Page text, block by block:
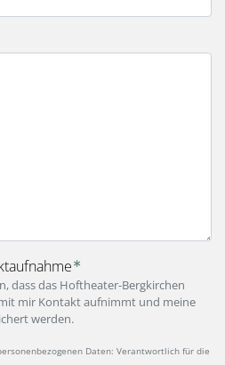
dass das Hoftheater-Bergkirchen
mir Kontakt aufnimmt und meine
werden.
Daten: Verantwortlich für die